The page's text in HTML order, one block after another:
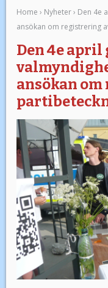
Home › Nyheter› Den 4e
ansökan om registrering
Den 4e april
ansökan